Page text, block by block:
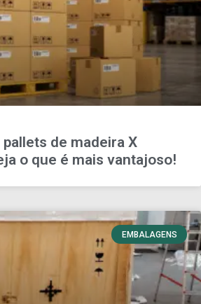
de madeira X
o que é mais vantajoso!
EMBALAGENS